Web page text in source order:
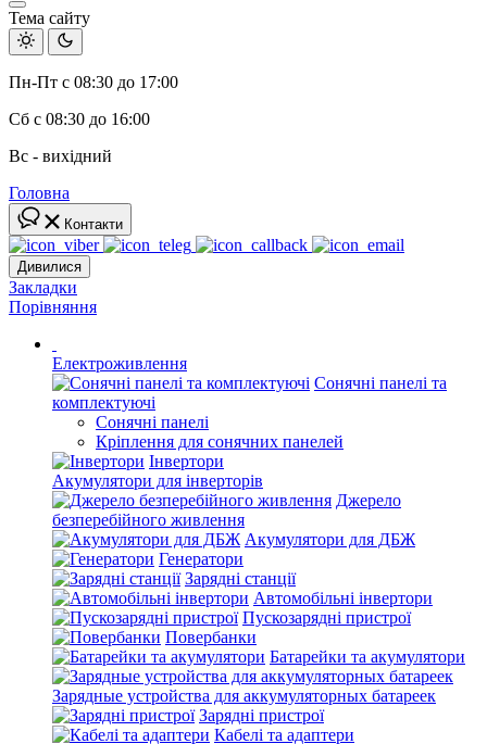
Тема сайту
Пн-Пт с 08:30 до 17:00
Сб с 08:30 до 16:00
Вс - вихідний
Головна
Контакти
Дивилися
Закладки
Порівняння
Електроживлення
Сонячні панелі та
комплектуючі
Сонячні панелі
Кріплення для сонячних панелей
Інвертори
Акумулятори для інверторів
Джерело
безперебійного живлення
Акумулятори для ДБЖ
Генератори
Зарядні станції
Автомобільні інвертори
Пускозарядні пристрої
Повербанки
Батарейки та акумулятори
Зарядные устройства для аккумуляторных батареек
Зарядні пристрої
Кабелі та адаптери